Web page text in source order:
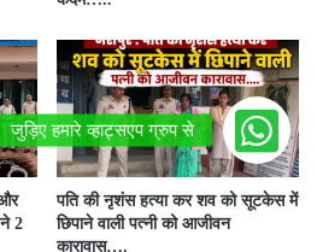
ने 2
पति की नृशंस हत्या कर शव को सूटकेस में
छिपाने वाली पत्नी को आजीवन
कारावास….